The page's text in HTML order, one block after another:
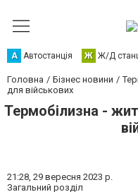
А Автостанція Ж Ж/Д
Головна Бізнес новини
для військових
Термобілизна -
21:28, 29 вересня 2023 р.
Загальний розділ